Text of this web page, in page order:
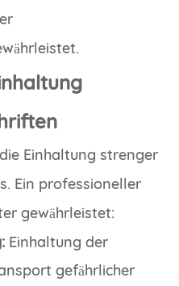
Einhaltung strenger
Ein professioneller
gewährleistet:
Einhaltung der
gefährlicher